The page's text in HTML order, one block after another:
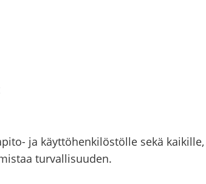
ja käyt­tö­hen­ki­lös­töl­le sekä
tur­val­li­suu­den.